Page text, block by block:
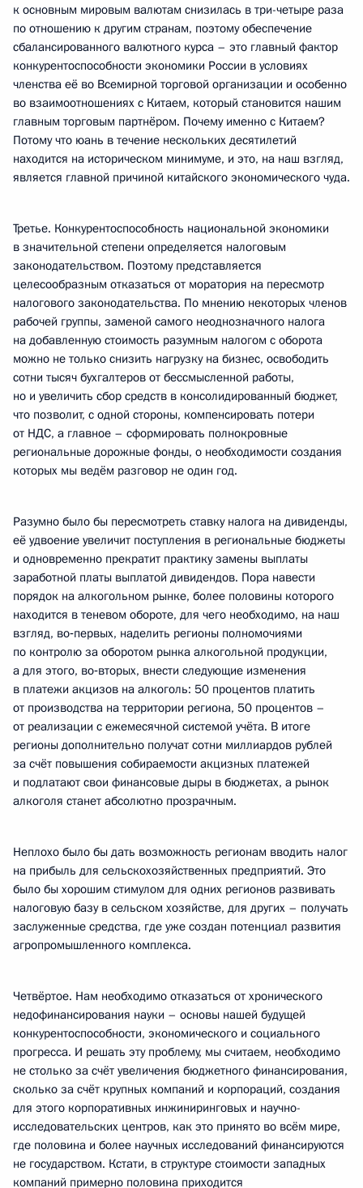
к основным мировым валютам снизилась в три-четыре раза
по отношению к другим странам, поэтому обеспечение
сбалансированного валютного курса – это главный фактор
конкурентоспособности экономики России в условиях
членства её во Всемирной торговой организации и особенно
во взаимоотношениях с Китаем, который становится нашим
главным торговым партнёром. Почему именно с Китаем?
Потому что юань в течение нескольких десятилетий
находится на историческом минимуме, и это, на наш взгляд,
является главной причиной китайского экономического чуда.
Третье. Конкурентоспособность национальной экономики
в значительной степени определяется налоговым
законодательством. Поэтому представляется
целесообразным отказаться от моратория на пересмотр
налогового законодательства. По мнению некоторых членов
рабочей группы, заменой самого неоднозначного налога
на добавленную стоимость разумным налогом с оборота
можно не только снизить нагрузку на бизнес, освободить
сотни тысяч бухгалтеров от бессмысленной работы,
но и увеличить сбор средств в консолидированный бюджет,
что позволит, с одной стороны, компенсировать потери
от НДС, а главное – сформировать полнокровные
региональные дорожные фонды, о необходимости создания
которых мы ведём разговор не один год.
Разумно было бы пересмотреть ставку налога на дивиденды,
её удвоение увеличит поступления в региональные бюджеты
и одновременно прекратит практику замены выплаты
заработной платы выплатой дивидендов. Пора навести
порядок на алкогольном рынке, более половины которого
находится в теневом обороте, для чего необходимо, на наш
взгляд, во‑первых, наделить регионы полномочиями
по контролю за оборотом рынка алкогольной продукции,
а для этого, во‑вторых, внести следующие изменения
в платежи акцизов на алкоголь: 50 процентов платить
от производства на территории региона, 50 процентов –
от реализации с ежемесячной системой учёта. В итоге
регионы дополнительно получат сотни миллиардов рублей
за счёт повышения собираемости акцизных платежей
и подлатают свои финансовые дыры в бюджетах, а рынок
алкоголя станет абсолютно прозрачным.
Неплохо было бы дать возможность регионам вводить налог
на прибыль для сельскохозяйственных предприятий. Это
было бы хорошим стимулом для одних регионов развивать
налоговую базу в сельском хозяйстве, для других – получать
заслуженные средства, где уже создан потенциал развития
агропромышленного комплекса.
Четвёртое. Нам необходимо отказаться от хронического
недофинансирования науки – основы нашей будущей
конкурентоспособности, экономического и социального
прогресса. И решать эту проблему, мы считаем, необходимо
не столько за счёт увеличения бюджетного финансирования,
сколько за счёт крупных компаний и корпораций, создания
для этого корпоративных инжиниринговых и научно-
исследовательских центров, как это принято во всём мире,
где половина и более научных исследований финансируются
не государством. Кстати, в структуре стоимости западных
компаний примерно половина приходится